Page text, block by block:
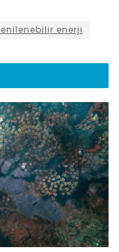
enerji